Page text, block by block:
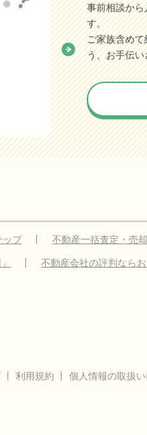
事前相談か
す。
ご家族含め
う、お手伝
ップ
不動産一括査定・売
不動産会社の評判なら
利用規約 個人情報の取扱